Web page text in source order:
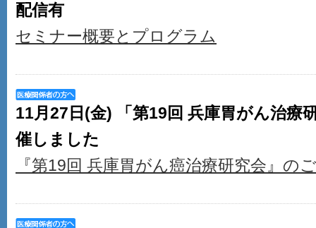
配信有
セミナー概要とプログラム
11月27日(金) 「第19回 兵庫胃がん治療
催しました
『第19回 兵庫胃がん癌治療研究会』の